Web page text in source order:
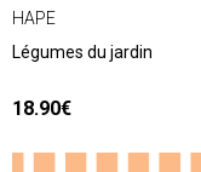
HAPE
Légumes du jardin
18.90€